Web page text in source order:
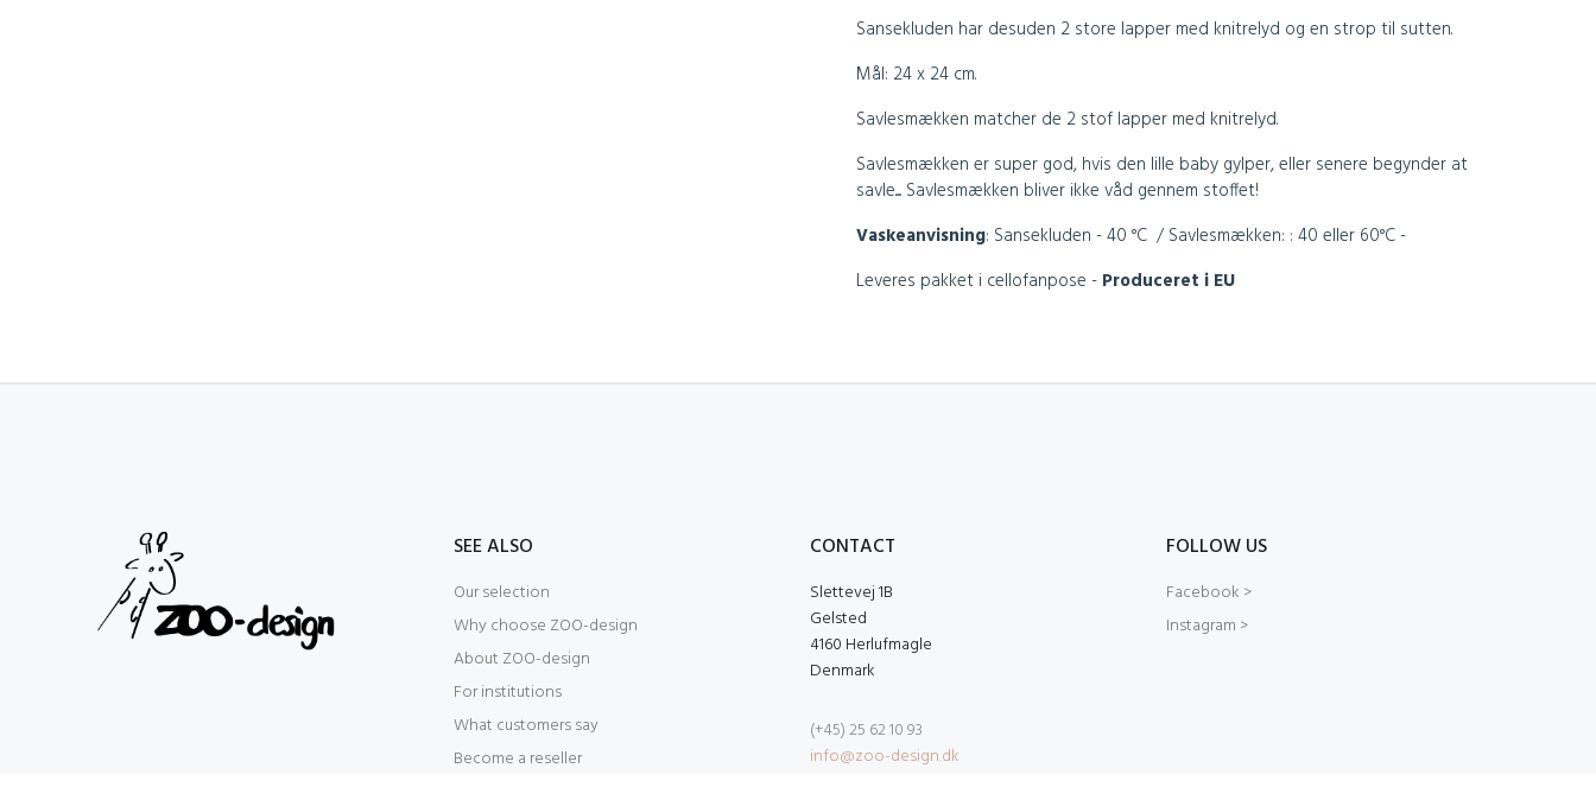
Sansekluden har desuden 2 store lapper med knitrelyd og en strop til sutten.
Mål: 24 x 24 cm.
Savlesmækken matcher de 2 stof lapper med knitrelyd.
Savlesmækken er super god, hvis den lille baby gylper, eller senere begynder at
savle..... Savlesmækken bliver ikke våd gennem stoffet!
Vaskeanvisning: Sansekluden - 40 °C / Savlesmækken: : 40 eller 60°C -
Leveres pakket i cellofanpose - Produceret i EU
SEE ALSO
Our selection
Why choose ZOO-design
About ZOO-design
For institutions
What customers say
Become a reseller
CONTACT
Slettevej 1B
Gelsted
4160 Herlufmagle
Denmark
(+45) 25 62 10 93
info@zoo-design.dk
FOLLOW US
Facebook >
Instagram >